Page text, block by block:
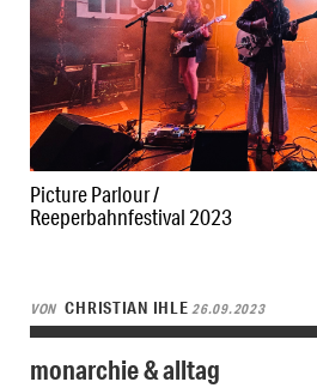
Picture Parlour /
Reeperbahnfestival 2023
VON CHRISTIAN IHLE26.09.2023
monarchie & alltag